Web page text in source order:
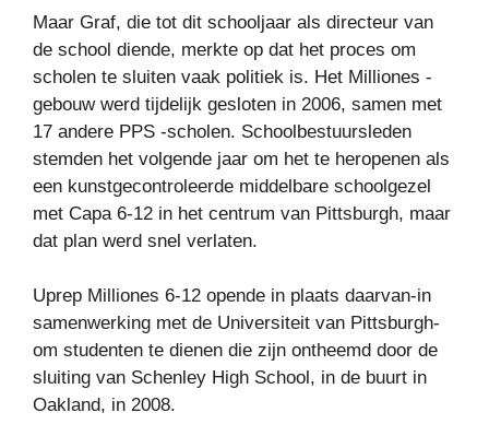
Maar Graf, die tot dit schooljaar als directeur van
de school diende, merkte op dat het proces om
scholen te sluiten vaak politiek is. Het Milliones -
gebouw werd tijdelijk gesloten in 2006, samen met
17 andere PPS -scholen. Schoolbestuursleden
stemden het volgende jaar om het te heropenen als
een kunstgecontroleerde middelbare schoolgezel
met Capa 6-12 in het centrum van Pittsburgh, maar
dat plan werd snel verlaten.
Uprep Milliones 6-12 opende in plaats daarvan-in
samenwerking met de Universiteit van Pittsburgh-
om studenten te dienen die zijn ontheemd door de
sluiting van Schenley High School, in de buurt in
Oakland, in 2008.